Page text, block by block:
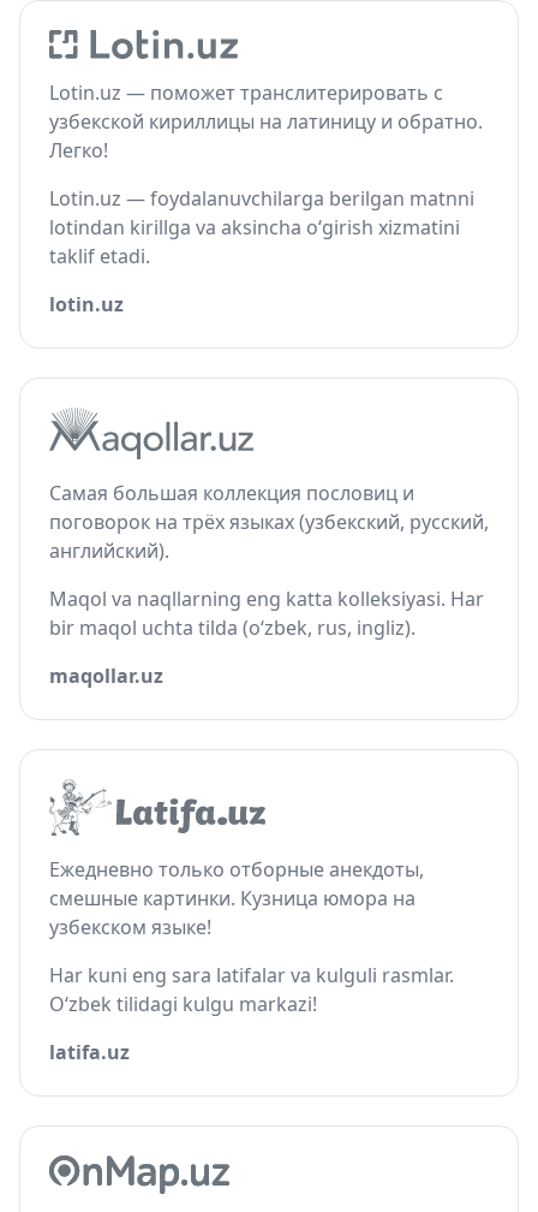
Lotin.uz — поможет транслитерировать с
узбекской кириллицы на латиницу и обратно.
Легко!
Lotin.uz — foydalanuvchilarga berilgan matnni
lotindan kirillga va aksincha o‘girish xizmatini
taklif etadi.
lotin.uz
Самая большая коллекция пословиц и
поговорок на трёх языках (узбекский, русский,
английский).
Maqol va naqllarning eng katta kolleksiyasi. Har
bir maqol uchta tilda (o‘zbek, rus, ingliz).
maqollar.uz
Ежедневно только отборные анекдоты,
смешные картинки. Кузница юмора на
узбекском языке!
Har kuni eng sara latifalar va kulguli rasmlar.
O‘zbek tilidagi kulgu markazi!
latifa.uz